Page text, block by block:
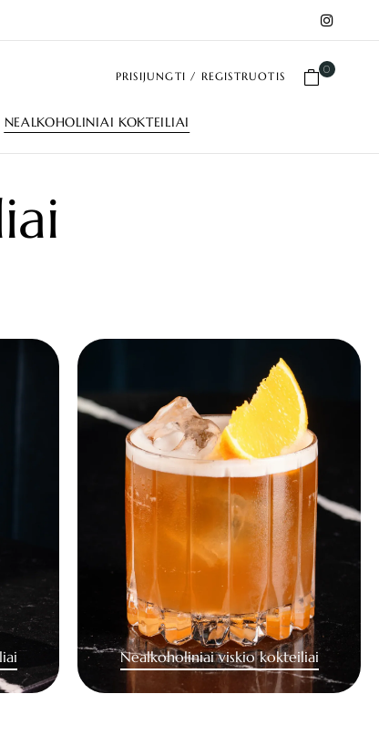
PRISIJUNGTI / REGISTRUOTIS
0
NEALKOHOLINIAI KOKTEILIAI
Nealkoholiniai viskio kokteiliai